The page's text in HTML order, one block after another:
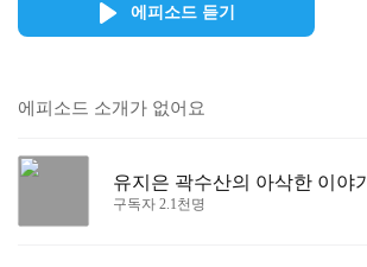
에피소드 듣기
에피소드 소개가 없어요
유지은 곽수산의 아삭한 이야기
구독자 2.1천명